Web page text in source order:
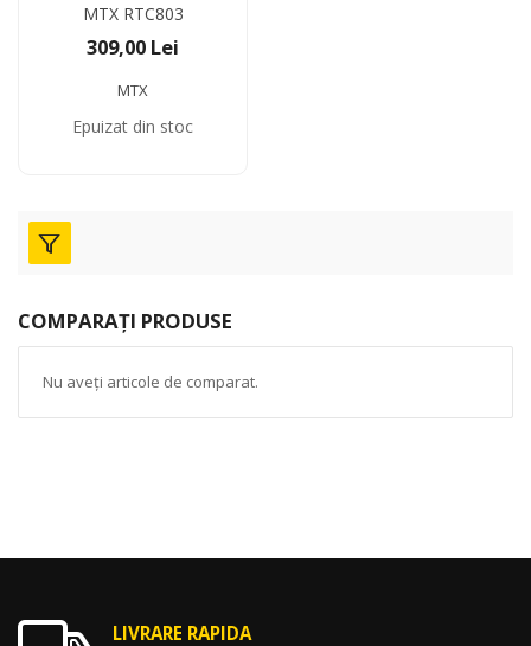
MTX RTC803
309,00 Lei
MTX
Epuizat din stoc
COMPARAȚI PRODUSE
Nu aveți articole de comparat.
LIVRARE RAPIDA